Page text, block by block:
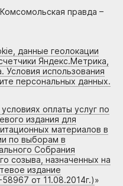
правда –
данные геолокации
Яндекс.Метрика,
Условия использования
персональных данных.
оплаты услуг по
издания для
материалов в
по выборам в
Собрания
созыва, назначенных на
издание
от 11.08.2014г.)»